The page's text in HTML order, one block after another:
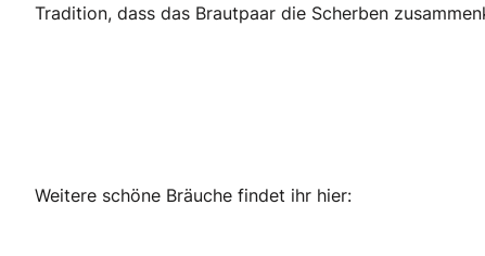
Tradition, dass das Brautpaar die Scherben
Weitere schöne Bräuche findet ihr hier: